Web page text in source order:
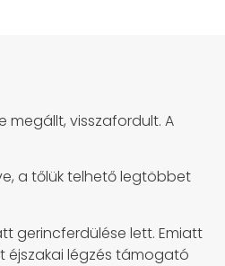
megállt, visszafordult. A
a tőlük telhető legtöbbet
gerincferdülése lett. Emiatt
éjszakai légzés támogató